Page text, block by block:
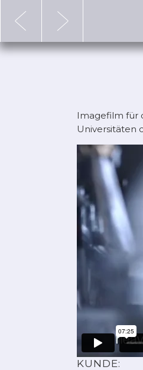
Imagefilm für
Universitäten
KUNDE: